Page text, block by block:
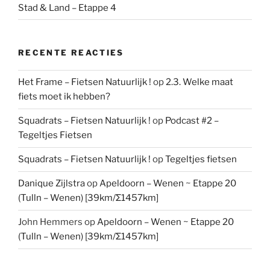
Stad & Land – Etappe 4
RECENTE REACTIES
Het Frame – Fietsen Natuurlijk ! op2.3. Welke maat
fiets moet ik hebben?
Squadrats – Fietsen Natuurlijk ! op Podcast #2 –
Tegeltjes Fietsen
Squadrats – Fietsen Natuurlijk ! opTegeltjes fietsen
Danique ZijlstraopApeldoorn – Wenen ~ Etappe 20
(Tulln – Wenen) [39km/Σ1457km]
John Hemmers opApeldoorn – Wenen ~ Etappe 20
(Tulln – Wenen) [39km/Σ1457km]